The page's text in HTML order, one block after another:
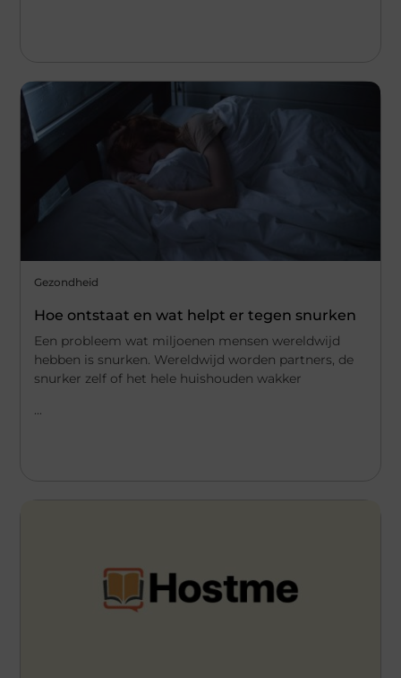
Gezondheid
Hoe ontstaat en wat helpt er tegen snurken
Een probleem wat miljoenen mensen wereldwijd
hebben is snurken. Wereldwijd worden partners, de
snurker zelf of het hele huishouden wakker
...